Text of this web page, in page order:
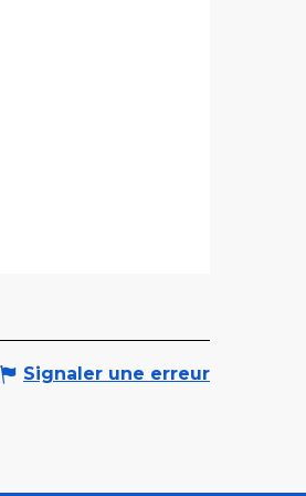
Signaler une erreur